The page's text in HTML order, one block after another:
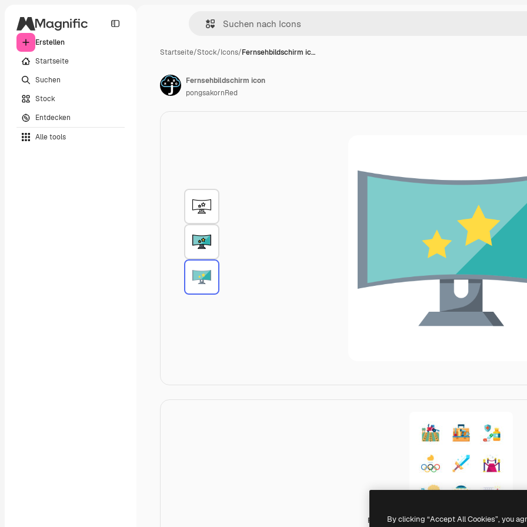
Erstellen
Startseite
Suchen
Stock
Entdecken
Alle tools
Startseite/Stock/Icons/Fernsehbildschirm ic…
PongsakornRed Flat
Fernsehbildschirm icon
pongsakornRed
By clicking “Accept All Cookies”, you